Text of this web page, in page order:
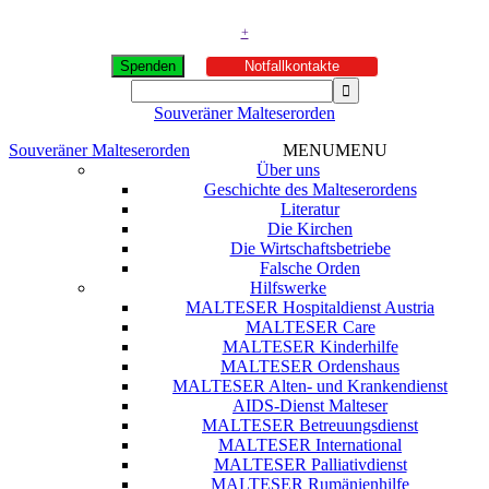
+
Spenden Notfallkontakte
Souveräner Malteserorden
Souveräner Malteserorden
MENUMENU
Über uns
Geschichte des Malteserordens
Literatur
Die Kirchen
Die Wirtschaftsbetriebe
Falsche Orden
Hilfswerke
MALTESER Hospitaldienst Austria
MALTESER Care
MALTESER Kinderhilfe
MALTESER Ordenshaus
MALTESER Alten- und Krankendienst
AIDS-Dienst Malteser
MALTESER Betreuungsdienst
MALTESER International
MALTESER Palliativdienst
MALTESER Rumänienhilfe